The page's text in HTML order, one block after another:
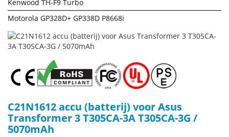
Kenwood TH-F9 Turbo
Motorola GP328D+ GP338D P8668i
C21N1612 accu (batterij) voor Asus
Transformer 3 T305CA-3A T305CA-3G /
5070mAh